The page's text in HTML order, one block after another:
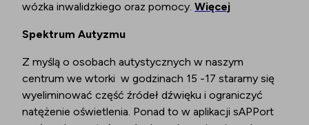
wózka inwalidzkiego oraz pomocy. Więcej
Spektrum Autyzmu
Z myślą o osobach autystycznych w naszym
centrum we wtorki w godzinach 15 -17 staramy się
wyeliminować część źródeł dźwięku i ograniczyć
natężenie oświetlenia. Ponad to w aplikacji sAPPort